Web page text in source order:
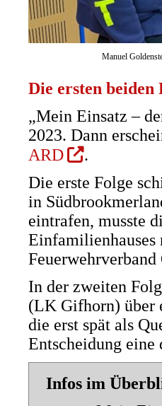
Manuel
Die ersten beiden
„Mein Einsatz –
2023. Dann
ARD(Öffnet
einem
neuen
Tab)
.
Die erste Folge
in
eintrafen, musste
Einfamilienhauses
In der zweiten
(LK Gifhorn) über
die erst spät als
Entscheidung eine
Infos im